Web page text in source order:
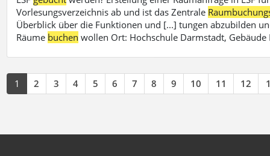
Vorlesungsverzeichnis ab und ist das Zentrale
Überblick über die Funktionen und [...] tungen abzubilden
Räume buchen wollen Ort: Hochschule Darmstadt,
1 2 3 4 5 6 7 8 9 10 11 12